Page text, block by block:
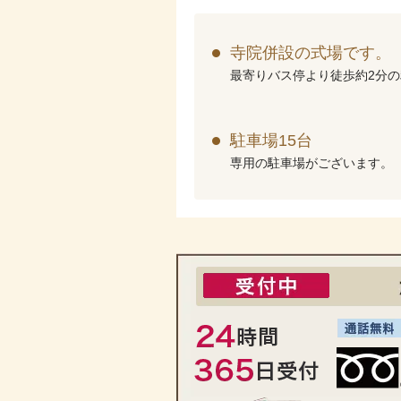
寺院併設の式場です。
最寄りバス停より徒歩約2分
駐車場15台
専用の駐車場がございます。